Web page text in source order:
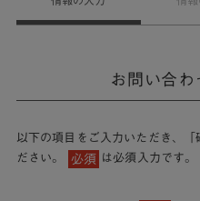
お問い合わ
以下の項目をご入力いただき、
ださい。
必須 は必須入力です。